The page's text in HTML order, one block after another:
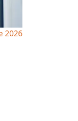
2026